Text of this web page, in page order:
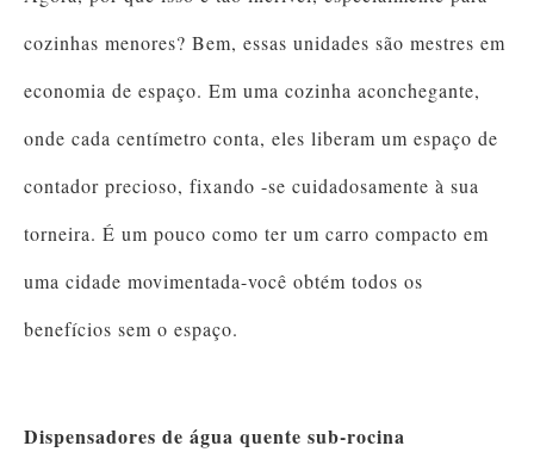
cozinhas menores? Bem, essas unidades são mestres em
economia de espaço. Em uma cozinha aconchegante,
onde cada centímetro conta, eles liberam um espaço de
contador precioso, fixando -se cuidadosamente à sua
torneira. É um pouco como ter um carro compacto em
uma cidade movimentada-você obtém todos os
benefícios sem o espaço.
Dispensadores de água quente sub-rocina